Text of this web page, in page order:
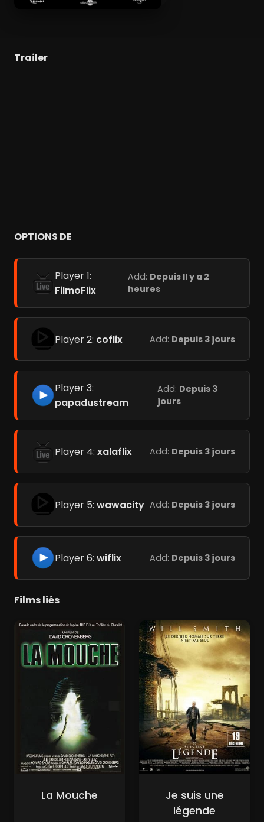
Trailer
OPTIONS DE
Player 1:
FilmoFlix
Add: Depuis Il y a 2
heures
Player 2: coflix Add: Depuis 3 jours
Player 3:
papadustream
Add: Depuis 3
jours
Player 4: xalaflix Add: Depuis 3 jours
Player 5: wawacity Add: Depuis 3 jours
Player 6: wiflix Add: Depuis 3 jours
Films liés
La Mouche
Je suis une
légende